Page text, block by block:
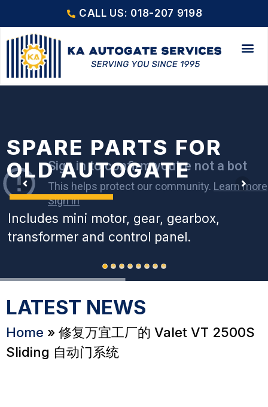
CALL US: 018-207 9198
SPARE PARTS FOR
OLD AUTOGATE
Includes mini motor, gear, gearbox,
transformer and control panel.
LATEST NEWS
Home » 修复万宜工厂的 Valet VT 2500S
Sliding 自动门系统